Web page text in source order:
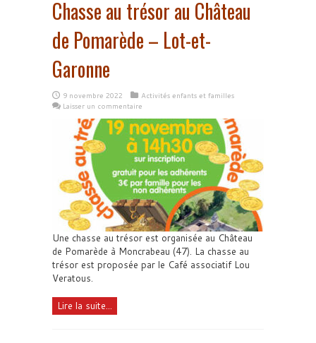
Chasse au trésor au Château
de Pomarède – Lot-et-
Garonne
9 novembre 2022
Activités enfants et familles
Laisser un commentaire
Une chasse au trésor est organisée au Château
de Pomarède à Moncrabeau (47). La chasse au
trésor est proposée par le Café associatif Lou
Veratous.
Lire la suite...